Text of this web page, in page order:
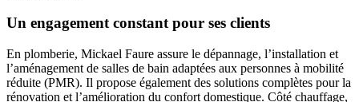
Un engagement constant pour ses clients
En plomberie, Mickael Faure assure le dépannage, l’installation et
l’aménagement de salles de bain adaptées aux personnes à mobilité
réduite (PMR). Il propose également des solutions complètes pour la
rénovation et l’amélioration du confort domestique. Côté chauffage,